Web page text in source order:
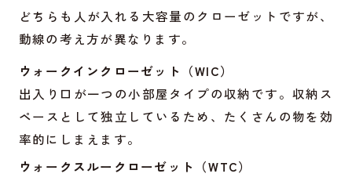
どちらも人が入れる大容量のクローゼットですが、
動線の考え方が異なります。
ウォークインクローゼット（WIC）
出入り口が一つの小部屋タイプの収納です。収納ス
ペースとして独立しているため、たくさんの物を効
率的にしまえます。
ウォークスルークローゼット（WTC）